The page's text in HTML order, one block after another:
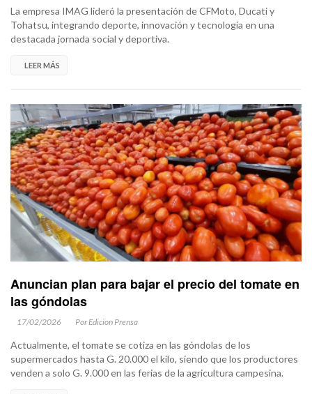
La empresa IMAG lideró la presentación de CFMoto, Ducati y
Tohatsu, integrando deporte, innovación y tecnología en una
destacada jornada social y deportiva.
LEER MÁS
Anuncian plan para bajar el precio del tomate en
las góndolas
17/02/2026 Por Edicion Prensa
Actualmente, el tomate se cotiza en las góndolas de los
supermercados hasta G. 20.000 el kilo, siendo que los productores
venden a solo G. 9.000 en las ferias de la agricultura campesina.